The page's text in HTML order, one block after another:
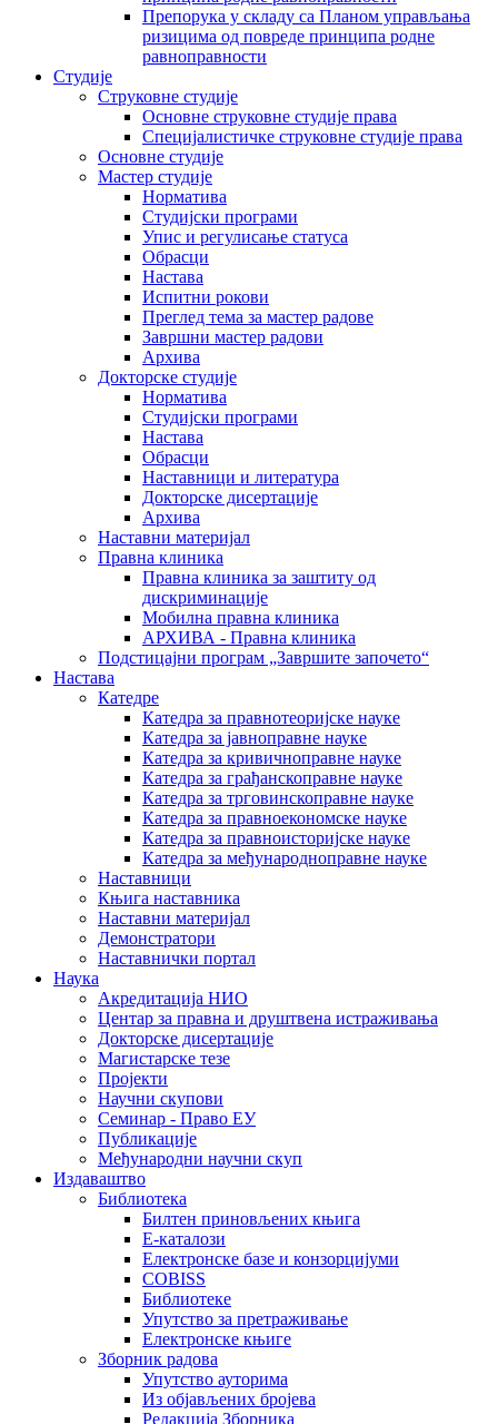
Препорука у складу са Планом управљања
ризицима од повреде принципа родне
равноправности
Студије
Струковне студије
Основне струковне студије права
Специјалистичке струковне студије права
Основне студије
Мастер студије
Норматива
Студијски програми
Упис и регулисање статуса
Обрасци
Настава
Испитни рокови
Преглед тема за мастер радове
Завршни мастер радови
Архива
Докторске студије
Норматива
Студијски програми
Настава
Обрасци
Наставници и литература
Докторске дисертације
Архива
Наставни материјал
Правна клиника
Правна клиника за заштиту од
дискриминације
Мобилна правна клиника
АРХИВА - Правна клиника
Подстицајни програм „Завршите започето“
Настава
Катедре
Катедра за правнотеоријске науке
Катедра за јавноправне науке
Катедра за кривичноправне науке
Катедра за грађанскоправне науке
Катедра за трговинскоправне науке
Катедра за правноекономске науке
Катедра за правноисторијске науке
Катедра за међународноправне науке
Наставници
Књига наставника
Наставни материјал
Демонстратори
Наставнички портал
Наука
Акредитација НИО
Центар за правна и друштвена истраживања
Докторске дисертације
Магистарске тезе
Пројекти
Научни скупови
Семинар - Право ЕУ
Публикације
Међународни научни скуп
Издаваштво
Библиотека
Билтен приновљених књига
Е-каталози
Електронске базе и конзорцијуми
COBISS
Библиотеке
Упутство за претраживање
Електронске књиге
Зборник радова
Упутство ауторима
Из објављених бројева
Редакција Зборника